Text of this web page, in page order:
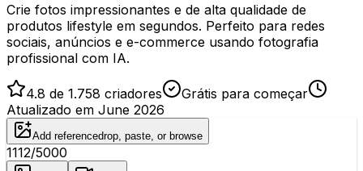
Crie fotos impressionantes e de alta qualidade de
produtos lifestyle em segundos. Perfeito para redes
sociais, anúncios e e-commerce usando fotografia
profissional com IA.
4.8 de 1.758 criadores
Grátis para começar
Atualizado em June 2026
Add referencedrop, paste, or browse
1112/5000